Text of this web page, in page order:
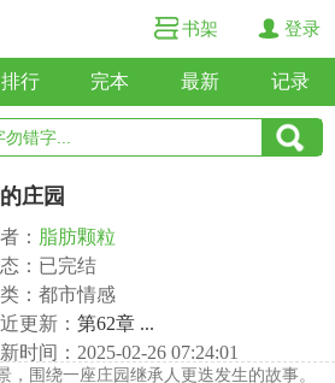
书架 登录
排行 完本 最新 记录
庄园
： 脂肪颗粒
：已完结
：都市情感
更新： 第62章 ...
时间：2025-02-26 07:24:01
，围绕一座庄园继承人更迭发生的故事。